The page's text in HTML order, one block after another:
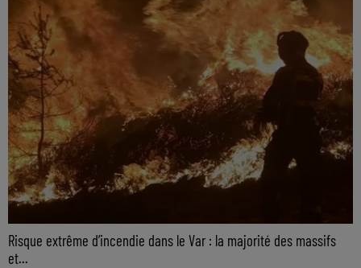
Risque extrême d’incendie dans le Var : la majorité des massifs
et...